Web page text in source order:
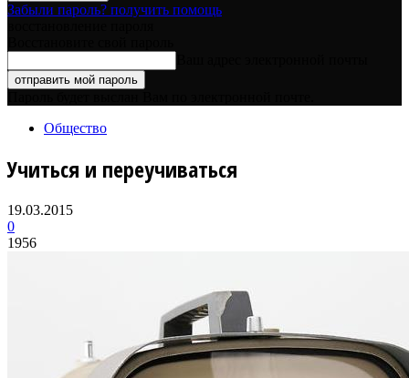
Забыли пароль? получить помощь
Общество
Учиться и переучиваться
19.03.2015
0
1956